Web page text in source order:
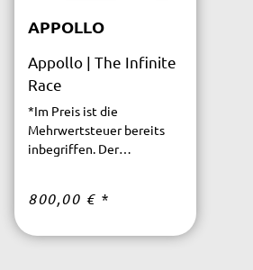
APPOLLO
Appollo | The Infinite
Race
*Im Preis ist die
Mehrwertsteuer bereits
inbegriffen. Der
kostenfrei.
800,00 € *